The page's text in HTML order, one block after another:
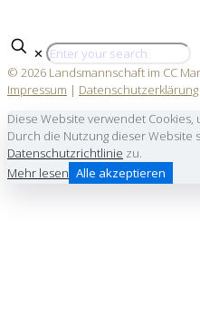
✕
© 2026 Landsmannschaft im CC
Impressum | Datenschutzerklärung
Diese Website verwendet
Durch die Nutzung dieser Website
Datenschutzrichtlinie zu.
Mehr lesen Alle akzeptieren